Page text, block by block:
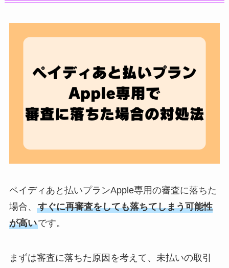
ペイディあと払いプランApple専用の審査に落ちた
場合、 すぐに再審査をしても落ちてしまう可能性
が高いです。
まずは審査に落ちた原因を考えて、未払いの取引